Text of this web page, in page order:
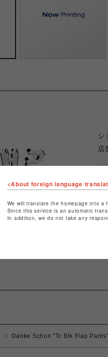
シ
店
特
シ
Danke Schon "Tc Blk Flap Pants"
<About foreign language
We will translate the homepage into
Since this service is an automatic
In addition, we do not take any